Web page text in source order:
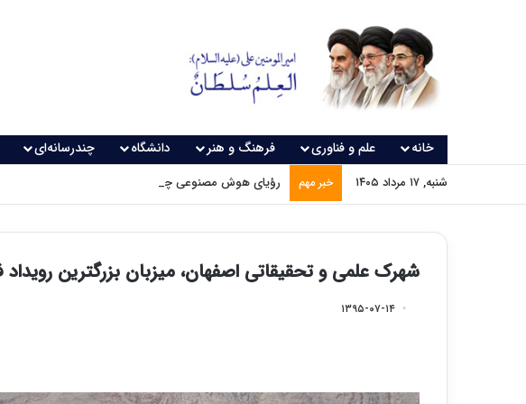
خانه علم و فناوری فرهنگ و هنر دانشگاه چندرسانه‌ای
شنبه, ۱۷ مرداد ۱۴۰۵ خبر مهم رؤیای هوش مصنوعی چه زمانی واقعی می‌شود؟
شهرک علمی و تحقیقاتی اصفهان، میزبان بزرگترین
۱۳۹۵-۰۷-۱۴